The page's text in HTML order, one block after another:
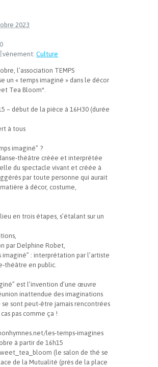
2023
Culture
l’association TEMPS
un « temps imaginé » dans le décor
Tea Bloom*.
– début de la pièce à 16H30 (durée
à tous
imaginé” ?
théâtre créée et interprétée
du spectacle vivant et créée à
par toute personne qui aurait
à décor, costume,
en trois étapes, s’étalant sur un
par Delphine Robet,
imaginé” : interprétation par l’artiste
théâtre en public.
est l’invention d’une œuvre
inattendue des imaginations
se sont peut-être jamais rencontrées
pas comme ça !
les-temps-imagines
à partir de 16h15
(le salon de thé se
de la Mutualité (près de la place